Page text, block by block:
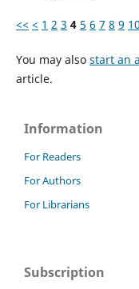
<< < 1 2 3 4 5 6 7 8 9 10
You may also start an
article.
Information
For Readers
For Authors
For Librarians
Subscription